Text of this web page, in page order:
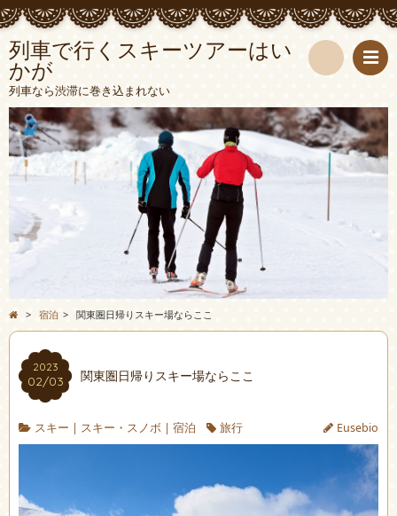
列車で行くスキーツアーはい
かが
列車なら渋滞に巻き込まれない
索
> 宿泊 > 関東圏日帰りスキー場ならここ
2023
02/03 関東圏日帰りスキー場ならここ
スキー | スキー・スノボ | 宿泊 旅行 Eusebio